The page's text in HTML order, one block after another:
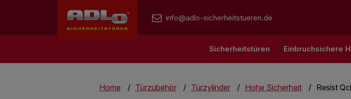
info@adlo-sicherheitstueren.de
Sicherheitstüren Einbruchsichere
Home Türzubehör Türzylinder Hohe Sicherheit Resist